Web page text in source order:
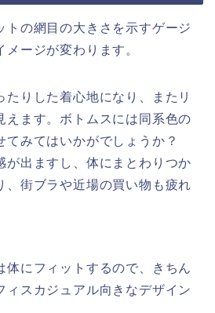
トの網目の大きさを示すゲージ
ージが変わります。
たりした着心地になり、またリ
えます。ボトムスには同系色の
てみてはいかがでしょうか？
が出ますし、体にまとわりつか
、街ブラや近場の買い物も疲れ
体にフィットするので、きちん
ィスカジュアル向きなデザイン